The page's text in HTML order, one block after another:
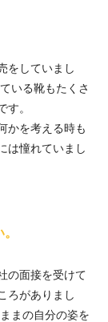
をしていまし
いる靴もたくさ
。
かを考える時も
は憧れていまし
の面接を受けて
ろがありまし
まの自分の姿を